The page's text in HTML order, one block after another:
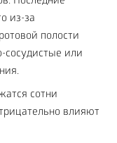
из-за
полости
сосудистые или
сотни
влияют